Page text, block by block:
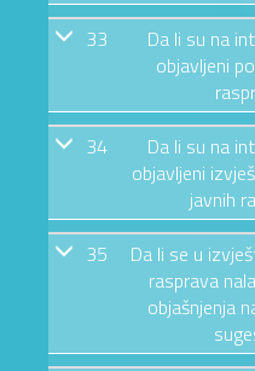
33
Da li su na
objavljeni
34
Da li su na
objavljeni
javnih
35
Da li se u
rasprava
objašnjenja